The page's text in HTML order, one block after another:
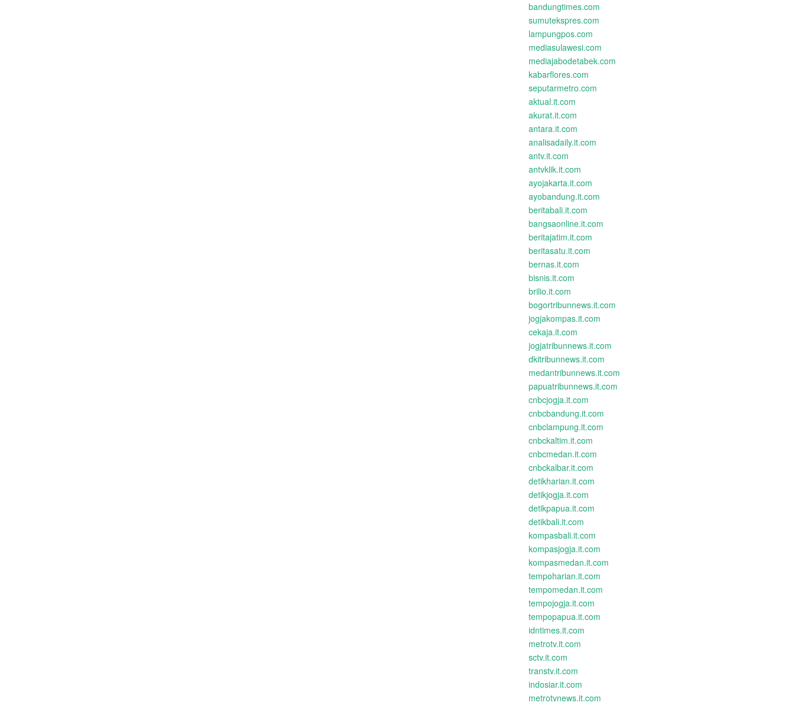
bandungtimes.com
sumutekspres.com
lampungpos.com
mediasulawesi.com
mediajabodetabek.com
kabarflores.com
seputarmetro.com
aktual.it.com
akurat.it.com
antara.it.com
analisadaily.it.com
antv.it.com
antvklik.it.com
ayojakarta.it.com
ayobandung.it.com
beritabali.it.com
bangsaonline.it.com
beritajatim.it.com
beritasatu.it.com
bernas.it.com
bisnis.it.com
brilio.it.com
bogortribunnews.it.com
jogjakompas.it.com
cekaja.it.com
jogjatribunnews.it.com
dkitribunnews.it.com
medantribunnews.it.com
papuatribunnews.it.com
cnbcjogja.it.com
cnbcbandung.it.com
cnbclampung.it.com
cnbckaltim.it.com
cnbcmedan.it.com
cnbckalbar.it.com
detikharian.it.com
detikjogja.it.com
detikpapua.it.com
detikbali.it.com
kompasbali.it.com
kompasjogja.it.com
kompasmedan.it.com
tempoharian.it.com
tempomedan.it.com
tempojogja.it.com
tempopapua.it.com
idntimes.it.com
metrotv.it.com
sctv.it.com
transtv.it.com
indosiar.it.com
metrotvnews.it.com